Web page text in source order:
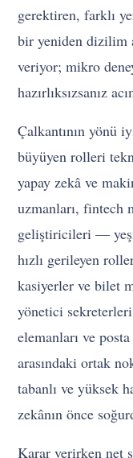
gerektiren, farklı
bir yeniden dizilim
veriyor; mikro
hazırlıksızsanız
Çalkantının yönü
büyüyen rolleri
yapay zekâ ve
uzmanları, fintech
geliştiricileri —
hızlı gerileyen
kasiyerler ve bilet
yönetici
elemanları ve
arasındaki ortak
tabanlı ve yüksek
zekânın önce
Karar verirken net